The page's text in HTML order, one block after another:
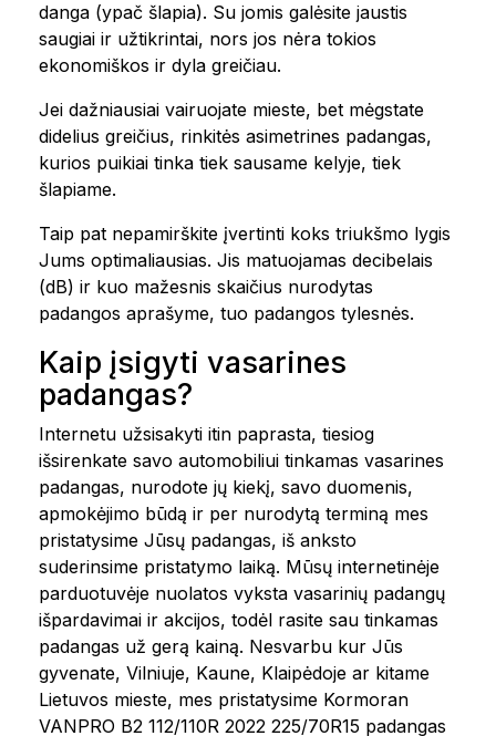
danga (ypač šlapia). Su jomis galėsite jaustis
saugiai ir užtikrintai, nors jos nėra tokios
ekonomiškos ir dyla greičiau.
Jei dažniausiai vairuojate mieste, bet mėgstate
didelius greičius, rinkitės asimetrines padangas,
kurios puikiai tinka tiek sausame kelyje, tiek
šlapiame.
Taip pat nepamirškite įvertinti koks triukšmo lygis
Jums optimaliausias. Jis matuojamas decibelais
(dB) ir kuo mažesnis skaičius nurodytas
padangos aprašyme, tuo padangos tylesnės.
Kaip įsigyti vasarines
padangas?
Internetu užsisakyti itin paprasta, tiesiog
išsirenkate savo automobiliui tinkamas vasarines
padangas, nurodote jų kiekį, savo duomenis,
apmokėjimo būdą ir per nurodytą terminą mes
pristatysime Jūsų padangas, iš anksto
suderinsime pristatymo laiką. Mūsų internetinėje
parduotuvėje nuolatos vyksta vasarinių padangų
išpardavimai ir akcijos, todėl rasite sau tinkamas
padangas už gerą kainą. Nesvarbu kur Jūs
gyvenate, Vilniuje, Kaune, Klaipėdoje ar kitame
Lietuvos mieste, mes pristatysime Kormoran
VANPRO B2 112/110R 2022 225/70R15 padangas